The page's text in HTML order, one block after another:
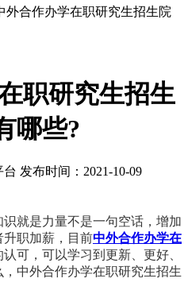
外合作办学在职研究生招生院
职研究生招生
哪些?
台 发布时间：2021-10-09
就是力量不是一句空话，增加
职加薪，目前中外合作办学在
可，可以学习到更新、更好、
中外合作办学在职研究生招生